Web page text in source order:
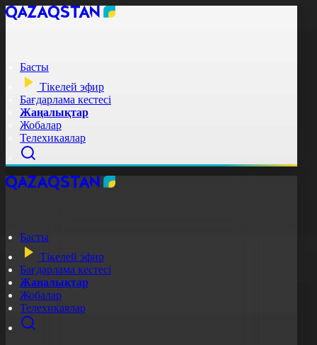
Басты
Тікелей эфир
Бағдарлама кестесі
Жаңалықтар
Жобалар
Телехикаялар
Басты
Тікелей эфир
Бағдарлама кестесі
Жаңалықтар
Жобалар
Телехикаялар